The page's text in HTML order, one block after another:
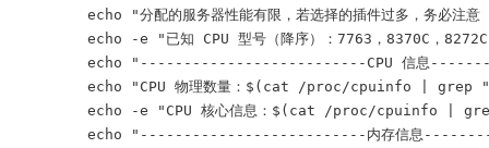
echo "分配的服务器性能有限，若选择的插件过多，务必注
echo -e "已知 CPU 型号（降序）：7763，8370C，
echo "--------------------------CPU 信息
echo "CPU 物理数量：$(cat /proc/cpuinfo |
echo -e "CPU 核心信息：$(cat /proc/cpuinfo |
echo "--------------------------内存信息